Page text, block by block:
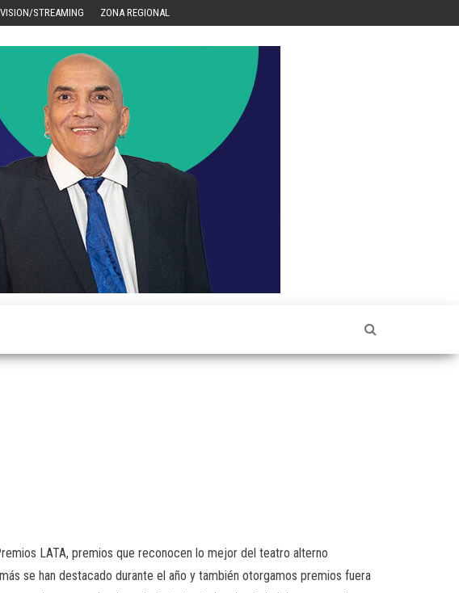
STREAMING ZONA REGIONAL
LATA, premios que reconocen lo mejor del teatro alterno
se han destacado durante el año y también otorgamos premios fuera